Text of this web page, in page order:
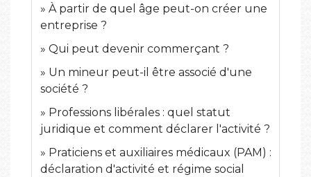
À partir de quel âge peut-on créer une
entreprise ?
Qui peut devenir commerçant ?
Un mineur peut-il être associé d'une
société ?
Professions libérales : quel statut
juridique et comment déclarer l'activité ?
Praticiens et auxiliaires médicaux (PAM) :
déclaration d'activité et régime social